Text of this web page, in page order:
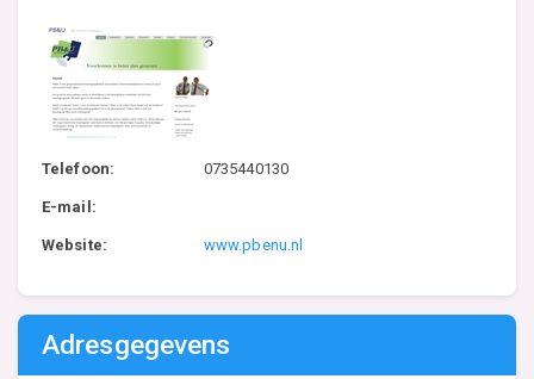
Telefoon: 0735440130
E-mail:
Website: www.pbenu.nl
Adresgegevens